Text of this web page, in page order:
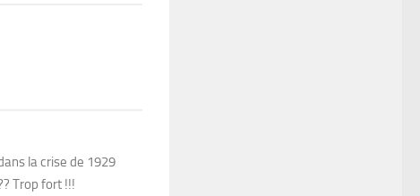
la crise de 1929
Trop fort !!!